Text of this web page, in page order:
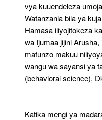
vya kuuendeleza
Watanzania bila ya
Hamasa iliyojitokeza
wa Ijumaa jijini
mafunzo makuu
wangu wa sayansi ya
(behavioral science),
Katika mengi ya